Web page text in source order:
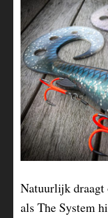
Natuurlijk draagt
als The System